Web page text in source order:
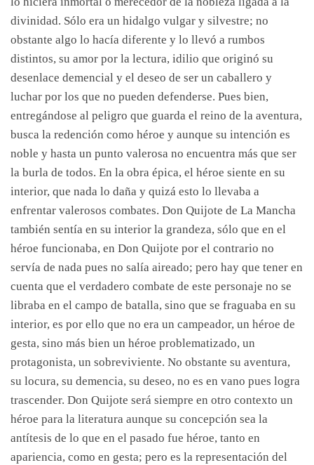
divinidad. Sólo era un hidalgo vulgar y silvestre; no
obstante algo lo hacía diferente y lo llevó a rumbos
distintos, su amor por la lectura, idilio que originó su
desenlace demencial y el deseo de ser un caballero y
luchar por los que no pueden defenderse. Pues bien,
entregándose al peligro que guarda el reino de la aventura,
busca la redención como héroe y aunque su intención es
noble y hasta un punto valerosa no encuentra más que ser
la burla de todos. En la obra épica, el héroe siente en su
interior, que nada lo daña y quizá esto lo llevaba a
enfrentar valerosos combates. Don Quijote de La Mancha
también sentía en su interior la grandeza, sólo que en el
héroe funcionaba, en Don Quijote por el contrario no
servía de nada pues no salía aireado; pero hay que tener en
cuenta que el verdadero combate de este personaje no se
libraba en el campo de batalla, sino que se fraguaba en su
interior, es por ello que no era un campeador, un héroe de
gesta, sino más bien un héroe problematizado, un
protagonista, un sobreviviente. No obstante su aventura,
su locura, su demencia, su deseo, no es en vano pues logra
trascender. Don Quijote será siempre en otro contexto un
héroe para la literatura aunque su concepción sea la
antítesis de lo que en el pasado fue héroe, tanto en
apariencia, como en gesta; pero es la representación del